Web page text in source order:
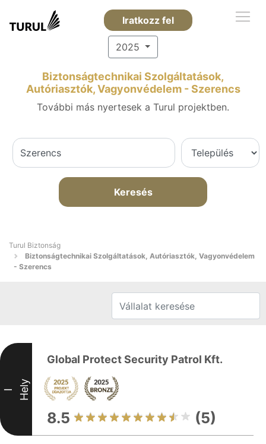
Iratkozz fel
2025
Biztonságtechnikai Szolgáltatások,
Autóriasztók, Vagyonvédelem - Szerencs
További más nyertesek a Turul projektben.
Keresés
Turul Biztonság
Biztonságtechnikai Szolgáltatások, Autóriasztók, Vagyonvédelem
- Szerencs
I Hely
Global Protect Security Patrol Kft.
8.5 (5)